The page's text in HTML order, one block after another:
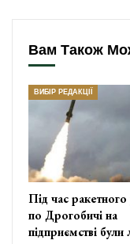
Вам Також
ВИБІР РЕДАКЦІЇ
Під час ракетного
по Дрогобичі на
підприємстві